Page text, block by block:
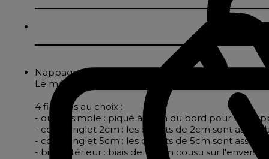
Nappage en polycoton jacquard effet maille
Le mélange de coton et de polyester apporte
4 finitions au choix :
- ourlet simple : piqué à 2cm du bord pour les
- coins onglet 2cm : les ourlets de 2cm sont
- coins onglet 5cm : les ourlets de 5cm sont
- biais intérieur : biais de 18mm cousu sur l'envers